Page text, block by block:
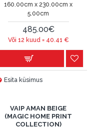
160.00cm x 230.00cm x
5.00cm
485.00€
Või 12 kuud = 40.41 €
Esita küsimus
VAIP AMAN BEIGE
(MAGIC HOME PRINT
COLLECTION)